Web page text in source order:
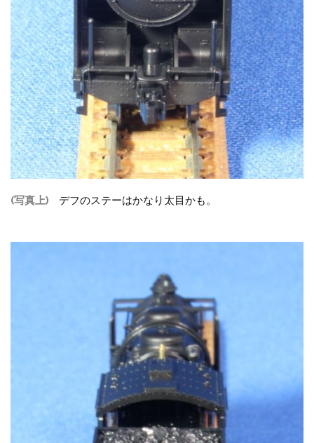
(写真上) デフのステーはかなり太目かも。